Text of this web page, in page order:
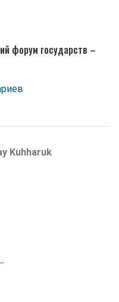
форум государств –
Kuhharuk